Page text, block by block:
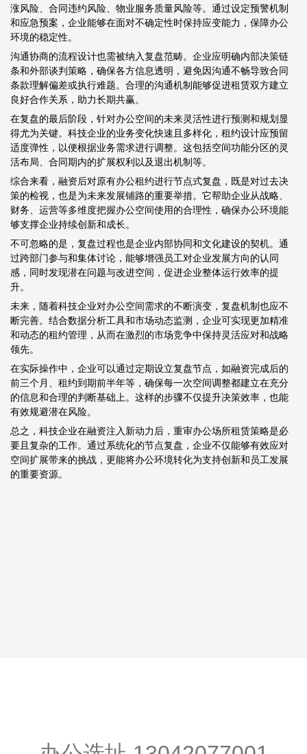
涨风险、合同违约风险、物业服务质量风险等。通过设定预警机制
和应急预案，企业能够在面对不确定性时保持应变能力，保障办公
环境的稳定性。
沟通协商的流程设计也需被纳入复盘范畴。企业应明确内部决策链
条和外部谈判策略，确保各方信息透明，避免因沟通不畅导致合同
条款理解偏差或执行难题。合理的沟通机制能够促进租赁双方建立
良好合作关系，助力长期共赢。
在复盘的最后阶段，针对办公空间的未来灵活性进行预测和规划显
得尤为关键。科技企业的业务变化快速且多样化，租约设计应预留
适度弹性，以便根据业务需求进行调整。这包括空间功能分区的灵
活布局、合同期内的扩展权利以及退出机制等。
综合来看，融资后对原有办公租约进行节点式复盘，既是对过去决
策的检视，也是为未来发展铺路的重要举措。它帮助企业从战略、
财务、运营等多维度把握办公空间使用的合理性，确保办公环境能
够支撑企业持续创新和成长。
不可忽略的是，复盘过程也是企业内部协同和文化建设的契机。通
过跨部门参与和集体讨论，能够增强员工对企业发展方向的认同
感，同时发现潜在问题与改进空间，促进企业整体运行效率的提
升。
未来，随着科技企业对办公空间需求的不断演变，复盘机制也应不
断完善。结合数据分析工具和市场动态监测，企业可实现更加精准
和动态的租约管理，从而在激烈的市场竞争中保持灵活应对和战略
领先。
在实际操作中，企业可以通过定期设立复盘节点，如融资完成后的
前三个月、租约到期前半年等，确保每一次空间调整都建立在充分
的信息和合理的判断基础上。这样的步骤不仅提升决策效率，也能
有效规避潜在风险。
总之，科技企业在融资注入新动力后，重审办公场所租赁策略是必
要且复杂的工作。通过系统化的节点复盘，企业不仅能够有效应对
空间扩展带来的挑战，更能将办公环境转化为支持创新和员工发展
的重要资源。